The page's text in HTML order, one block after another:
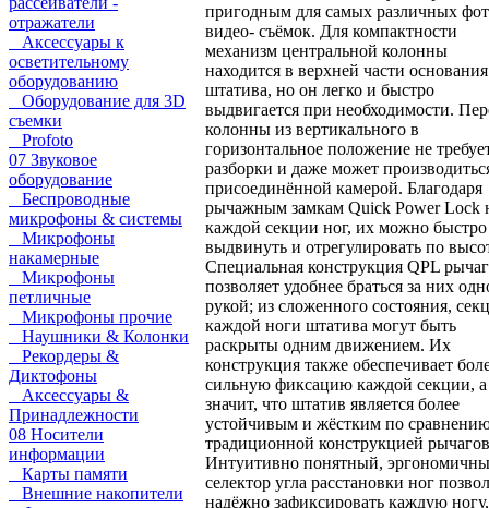
отражатели
Аксессуары к
осветительному
оборудованию
Оборудование для 3D
съемки
Profoto
07 Звуковое
оборудование
Беспроводные
микрофоны & системы
Микрофоны
накамерные
Микрофоны
петличные
Микрофоны прочие
Наушники & Колонки
Рекордеры &
Диктофоны
Аксессуары &
Принадлежности
08 Носители
информации
Карты памяти
Внешние накопители
пригодным для самых различных
видео- съёмок. Для компактности
механизм центральной колонны
находится в верхней части основания
штатива, но он легко и быстро
выдвигается при необходимости.
колонны из вертикального в
горизонтальное положение не
разборки и даже может
присоединённой камерой. Благодаря
рычажным замкам Quick Power Lock
каждой секции ног, их можно быстро
выдвинуть и отрегулировать по
Специальная конструкция QPL
позволяет удобнее браться за них
рукой; из сложенного состояния,
каждой ноги штатива могут быть
раскрыты одним движением. Их
конструкция также обеспечивает
сильную фиксацию каждой секции, а
значит, что штатив является более
устойчивым и жёстким по
традиционной конструкцией
Интуитивно понятный,
селектор угла расстановки ног
надёжно зафиксировать каждую ногу,